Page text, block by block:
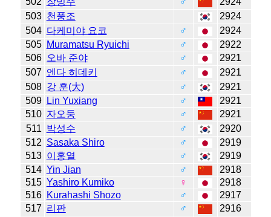
503 천풍조
2924
504 다케미야 요코 ♂
2924
505 Muramatsu Ryuichi ♂
2922
506 오바 준야 ♂
2921
507 엔다 히데키 ♂
2921
508 강 훈(大) ♂
2921
509
Lin Yuxiang ♂
2921
510 자오둥 ♂
2921
511 박성수 ♂
2920
512 Sasaka Shiro ♂
2919
513 이홍열 ♂
2919
514 Yin Jian ♂
2918
515 Yashiro Kumiko ♀
2918
516 Kurahashi Shozo ♂
2917
517 리판 ♂
2916